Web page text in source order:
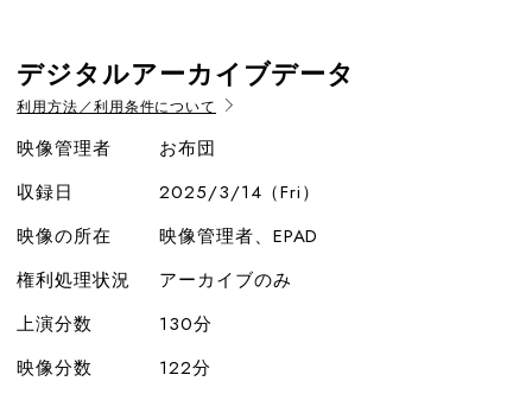
デジタルアーカイブデータ
利用方法／利用条件について
映像管理者
お布団
収録日
2025/3/14（Fri）
映像の所在
映像管理者、EPAD
権利処理状況
アーカイブのみ
上演分数
130分
映像分数
122分